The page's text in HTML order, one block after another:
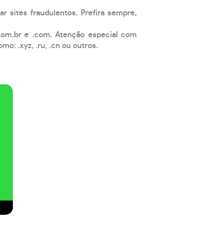
sites fraudulentos. Prefira sempre,
e .com. Atenção especial com
.xyz, .ru, .cn ou outros.